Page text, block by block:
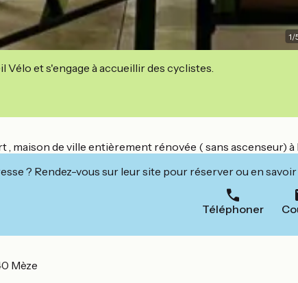
1/
Vélo et s'engage à accueillir des cyclistes.
, maison de ville entièrement rénovée ( sans
? Rendez-vous sur leur site pour réserver ou en savoir
Téléphoner
Mèze